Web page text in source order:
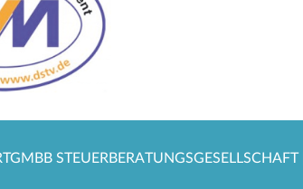
STEUERBERATUNGSGESELLSCHAFT |